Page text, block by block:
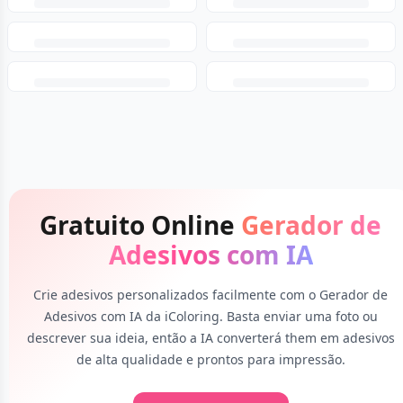
Gratuito Online Gerador de
Adesivos com IA
Crie adesivos personalizados facilmente com o Gerador de
Adesivos com IA da iColoring. Basta enviar uma foto ou
descrever sua ideia, então a IA converterá them em adesivos
de alta qualidade e prontos para impressão.